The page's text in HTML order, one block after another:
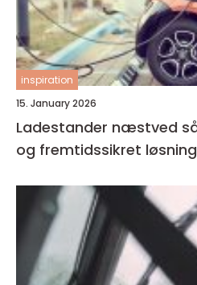
inspiration
15. January 2026
Ladestander næstved sådan får du en sikker
og fremtidssikret løsning